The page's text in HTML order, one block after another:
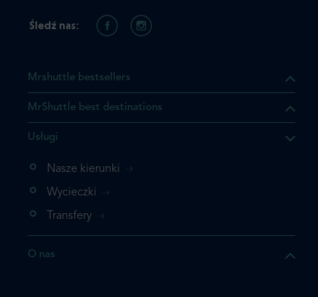
Mrshuttle bestsellers
MrShuttle best destinations
Usługi
Nasze kierunki
Wycieczki
Transfery
O nas
Śledź nas: